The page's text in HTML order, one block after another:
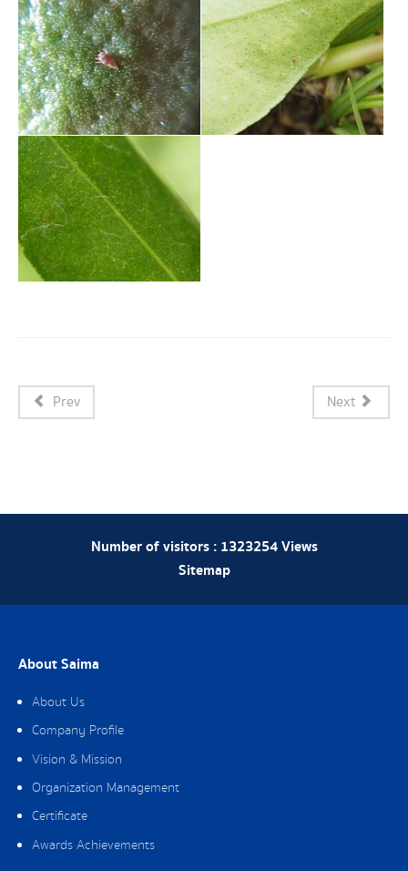
Prev Next
Number of visitors : 1323254Views
Sitemap
About Saima
About Us
Company Profile
Vision & Mission
Organization Management
Certificate
Awards Achievements